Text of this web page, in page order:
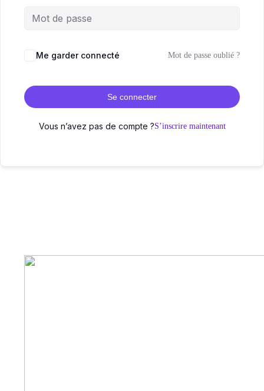
Me garder connecté Mot de passe oublié ?
Se connecter
Vous n’avez pas de compte ?S’inscrire maintenant